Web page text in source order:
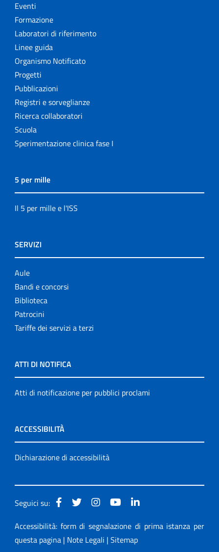
Eventi
Formazione
Laboratori di riferimento
Linee guida
Organismo Notificato
Progetti
Pubblicazioni
Registri e sorveglianze
Ricerca collaboratori
Scuola
Sperimentazione clinica fase I
5 per mille
Il 5 per mille e l'ISS
SERVIZI
Aule
Bandi e concorsi
Biblioteca
Patrocini
Tariffe dei servizi a terzi
ATTI DI NOTIFICA
Atti di notificazione per pubblici proclami
ACCESSIBILITÀ
Dichiarazione di accessibilità
Seguici su:
Accessibilità: form di segnalazione di prima istanza per
questa pagina | Note Legali | Sitemap